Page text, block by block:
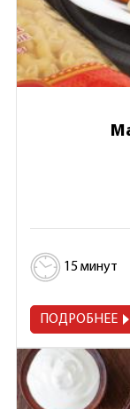
15 минут
ПОДРОБНЕЕ